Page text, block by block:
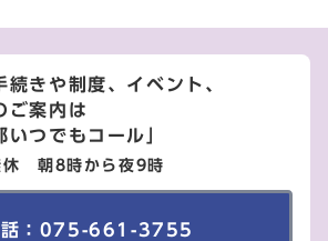
続きや制度、イベント、
ご案内は
いつでもコール」
休 朝8時から夜9時
話：075-661-3755